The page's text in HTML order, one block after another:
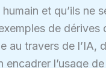
et qu’ils ne
de dérives
au travers de l’IA,
encadrer l’usage